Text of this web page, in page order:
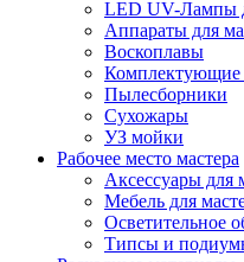
LED UV-Лампы
Аппараты для
Воскоплавы
Комплектующие
Пылесборники
Сухожары
УЗ мойки
Рабочее место мастера
Аксессуары для
Мебель для
Осветительное
Типсы и